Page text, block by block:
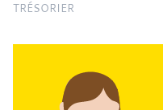
TRÉSORIER